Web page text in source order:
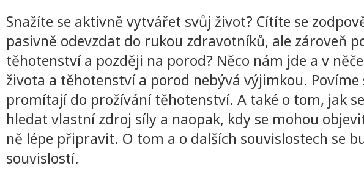
Snažíte se aktivně vytvářet svůj život? Cítíte se
pasivně odevzdat do rukou zdravotníků, ale zároveň
těhotenství a později na porod? Něco nám jde a v
života a těhotenství a porod nebývá výjimkou.
promítají do prožívání těhotenství. A také o tom, jak
hledat vlastní zdroj síly a naopak, kdy se mohou
ně lépe připravit. O tom a o dalších souvislostech se
souvislostí.